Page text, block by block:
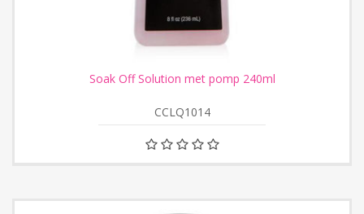
Soak Off Solution met pomp 240ml
CCLQ1014